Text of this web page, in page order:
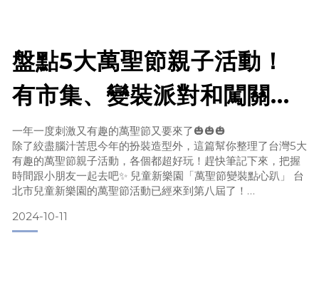
準公共幼兒園員前身是私立幼兒園，經過與政府簽訂合作契
盤點5大萬聖節親子活動！
有市集、變裝派對和闖關設
施一次看，趕快筆記下來帶
小孩一起去Fun電！
一年一度刺激又有趣的萬聖節又要來了🎃🎃🎃
除了絞盡腦汁苦思今年的扮裝造型外，這篇幫你整理了台灣5大
有趣的萬聖節親子活動，各個都超好玩！趕快筆記下來，把握
時間跟小朋友一起去吧✨ 兒童新樂園「萬聖節變裝點心趴」 台
北市兒童新樂園的萬聖節活動已經來到第八屆了！
起來搞怪！！
10/26(六)樂園營運至晚上9點，當日晚上8點還有長達10分鐘
2024-10-11